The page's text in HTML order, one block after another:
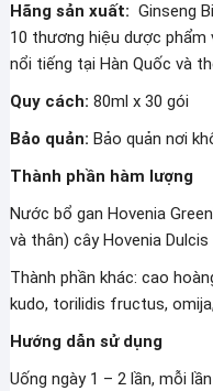
Hãng sản xuất: Ginseng
10 thương hiệu dược
nổi tiếng tại Hàn Quốc và
Quy cách: 80ml x 30 gói
Bảo quản: Bảo quản nơi
Thành phần hàm lượng
Nước bổ gan Hovenia
và thân) cây Hovenia
Thành phần khác: cao
kudo, torilidis fructus,
Hướng dẫn sử dụng
Uống ngày 1 – 2 lần, mỗi